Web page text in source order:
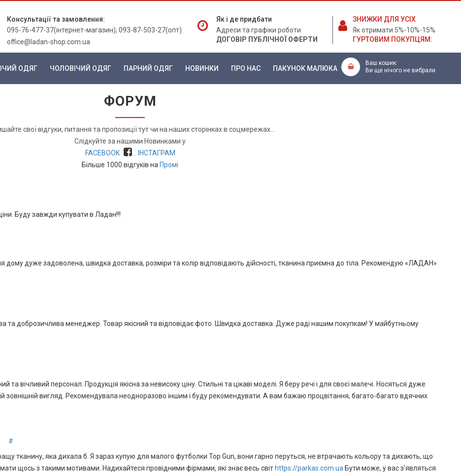
Консультації та замовлення:
095-76-477-37(інтернет-магазин); 093-87-503-27(опт)
office@ladan-shop.com.ua
Як і де придбати
Адреси та графіки роботи
ДОГОВІР ПУБЛІЧНОЇ ОФЕРТИ
ЗНИЖКИ ДЛЯ УСІХ
Як отримати 5%-10%-15%
ГУРТОВИМ ПОКУПЦЯМ:
ОДЯГ ЧОЛОВІЧИЙ ОДЯГ ПАРНИЙ ОДЯГ НОВИНКИ ПРО НАС ПАКУНОК МАЛЮКА
Ваш кошик:
Ви ще нічого не вибрали
ФОРУМ
свої відгуки, питання та пропозиції тут чи на наших сторінках в соцмережах...
Слідкуйте за нашими Новинками у
FACEBOOK
... ІНСТАГРАМ
Більше 1000 відгуків на Промі
Буду завжди купувати в Ладан!!!
дуже задоволена, швидка доставка, розміри та колір відповідають дійсності, тканина приємна до тіла. Рекомендую «ЛАДАН»
та доброзичлива менеджер. Товар якісний та відповідає фото. Швидка доставка. Дуже раді нашим покупкам! У майбутньому
вічливий персонал. Продукція якісна за невисоку ціну. Стильні та цікаві моделі. Я беру речі і для своєї малечі. Носяться дуже
зовнішній вигляд. Рекомендувала неодноразово іншим і буду рекомендувати. А вам бажаю процвітання, багато-багато вдячних
#
тканину, яка дихала б. Я зараз купую для малого футболки Top Gun, вони гарно перуться, не втрачають кольору та дихають, що
щось з такими мотивами. Надихайтеся провідними фірмами, які знає весь світ https://parkas.com.ua Бути може, у вас з'являться